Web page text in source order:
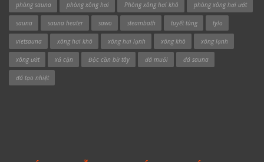
phòng sauna phòng xông hơi Phòng xông hơi khô phòng xông hơi ướt
sauna sauna heater sawo steambath tuyết tùng tylo
vietsauna xông hơi khô xông hơi lạnh xông khô xông lạnh
xông ướt xả cặn Độc cần bờ tây đá muối đá sauna
đá tạo nhiệt